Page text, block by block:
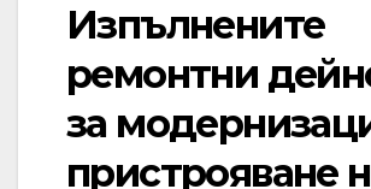
Изпълнените
ремонтни
за
пристрояване